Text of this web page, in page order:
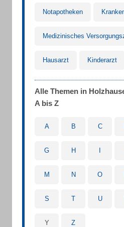
Notapotheken
Medizinisches
Hausarzt Kinderarzt
Alle Themen in
A bis Z
A B C
G H
M N O
S T U
Y Z